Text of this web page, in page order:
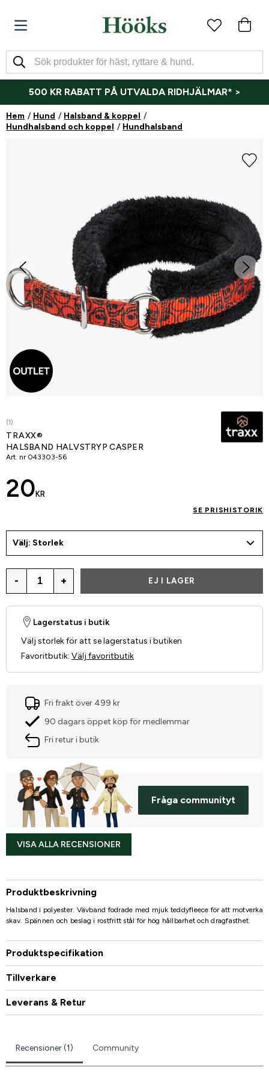
500 KR RABATT PÅ UTVALDA RIDHJÄLMAR* >
Hem Hund
Halsband & koppel
Hundhalsband och koppel
Hundhalsband
(1)
TRAXX®
HALSBAND HALVSTRYP CASPER
Art. nr 043303-56
20 KR
SE PRISHISTORIK
Välj: Storlek
- + EJ I LAGER
Lagerstatus i butik
Välj storlek för att se lagerstatus i butiken
Favoritbutik: Välj favoritbutik
Fri frakt över 499 kr
90 dagars öppet köp för medlemmar
Fri retur i butik
Fråga communityt
VISA ALLA RECENSIONER
Produktbeskrivning
Halsband i polyester. Vävband fodrade med mjuk teddyfleece för att motverka
skav. Spännen och beslag i rostfritt stål för hög hållbarhet och dragfasthet.
Produktspecifikation
Tillverkare
Leverans & Retur
Recensioner (1) Community